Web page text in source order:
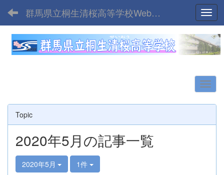
群馬県立桐生清桜高等学校Webサイト
Topic
2020年5月の記事一覧
2020年5月 1件